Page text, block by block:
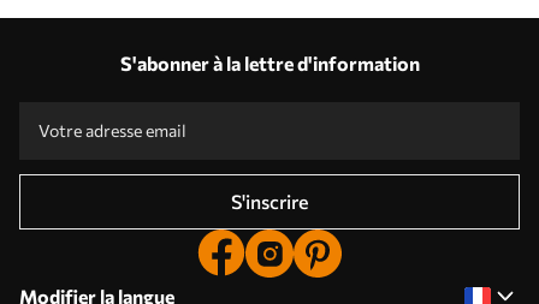
S'abonner à la lettre d'information
S'inscrire
Modifier la langue